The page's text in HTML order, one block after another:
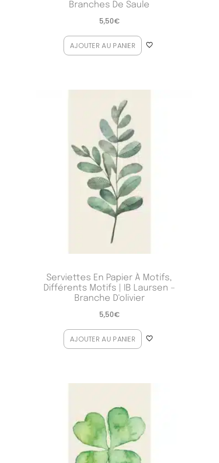
Branches De Saule
5,50€
AJOUTER AU PANIER
Serviettes En Papier À Motifs,
Différents Motifs | IB Laursen –
Branche D'olivier
5,50€
AJOUTER AU PANIER